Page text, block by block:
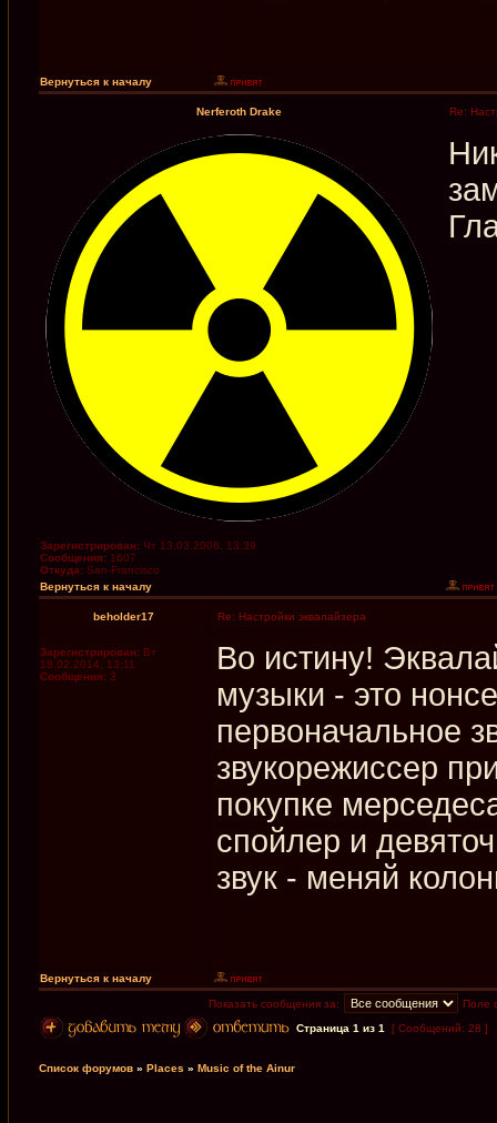
Вернуться к началу
Nerferoth Drake Re:
Зарегистрирован: Чт 13.03.2008, 13:39
Сообщения: 1607
Откуда: San-Francisco
Вернуться к началу
beholder17 Re: Настройки эквалайзера
Зарегистрирован: Вт
18.02.2014, 13:11
Сообщения: 3
Во истину!
музыки - это
первоначальное
звукорежиссер
покупке
спойлер и
звук - меняй
Вернуться к началу
Показать сообщения за:
Поле
Страница 1 из 1 [ Сообщений: 28 ]
Список форумов » Places » Music of the Ainur